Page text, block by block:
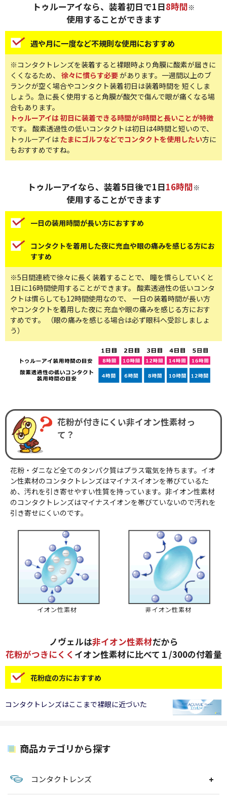
トゥルーアイなら、装着初日で1日8時間※
使用することができます
週や月に一度など不規則な使用におすすめ
※コンタクトレンズを装着すると裸眼時より角膜に酸素が届きに
くくなるため、 徐々に慣らす必要があります。一週間以上のブ
ランクが空く場合やコンタクト装着初日は装着時間を 短くしま
しょう。急に長く使用すると角膜が酸欠で傷んで眼が痛くなる場
合もあります。
トゥルーアイは 初日に装着できる時間が8時間と長いことが特徴
です。 酸素透過性の低いコンタクトは初日は4時間と短いので、
トゥルーアイは たまにゴルフなどでコンタクトを使用したい方に
もおすすめですね。
トゥルーアイなら、装着5日後で1日16時間※
使用することができます
一日の装用時間が長い方におすすめ
コンタクトを着用した夜に充血や眼の痛みを感じる方にお
すすめ
※5日間連続で徐々に長く装着することで、 瞳を慣らしていくと
1日に16時間使用することができます。 酸素透過性の低いコンタ
クトは慣らしても12時間使用なので、 一日の装着時間が長い方
やコンタクトを着用した夜に 充血や眼の痛みを感じる方におす
すめです。 （眼の痛みを感じる場合は必ず眼科へ受診しましょ
う）
花粉が付きにくい非イオン性素材っ
て？
花粉・ダニなど全てのタンパク質はプラス電気を持ちます。イオ
ン性素材のコンタクトレンズはマイナスイオンを帯びているた
め、汚れを引き寄せやすい性質を持っています。非イオン性素材
のコンタクトレンズはマイナスイオンを帯びていないので汚れを
引き寄せにくいのです。
ノヴェルは非イオン性素材だから
花粉がつきにくく イオン性素材に比べて１/300の付着量
花粉症の方におすすめ
コンタクトレンズはここまで裸眼に近づいた
商品カテゴリから探す
コンタクトレンズ